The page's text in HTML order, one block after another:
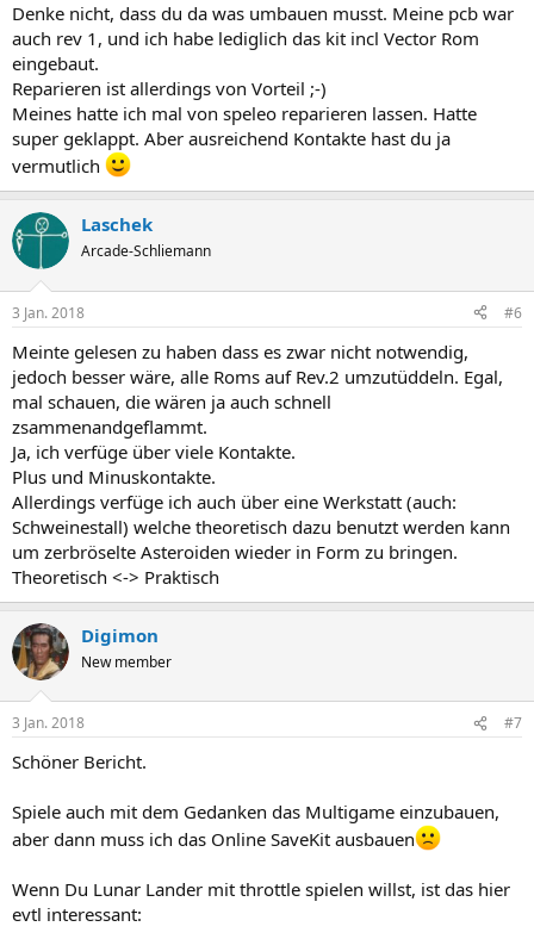
Denke nicht, dass du da was umbauen musst. Meine pcb war
auch rev 1, und ich habe lediglich das kit incl Vector Rom
eingebaut.
Reparieren ist allerdings von Vorteil ;-)
Meines hatte ich mal von speleo reparieren lassen. Hatte
super geklappt. Aber ausreichend Kontakte hast du ja
vermutlich
Laschek
Arcade-Schliemann
3 Jan. 2018 #6
Meinte gelesen zu haben dass es zwar nicht notwendig,
jedoch besser wäre, alle Roms auf Rev.2 umzutüddeln. Egal,
mal schauen, die wären ja auch schnell
zsammenandgeflammt.
Ja, ich verfüge über viele Kontakte.
Plus und Minuskontakte.
Allerdings verfüge ich auch über eine Werkstatt (auch:
Schweinestall) welche theoretisch dazu benutzt werden kann
um zerbröselte Asteroiden wieder in Form zu bringen.
Theoretisch <-> Praktisch
Digimon
New member
3 Jan. 2018 #7
Schöner Bericht.
Spiele auch mit dem Gedanken das Multigame einzubauen,
aber dann muss ich das Online SaveKit ausbauen
Wenn Du Lunar Lander mit throttle spielen willst, ist das hier
evtl interessant: